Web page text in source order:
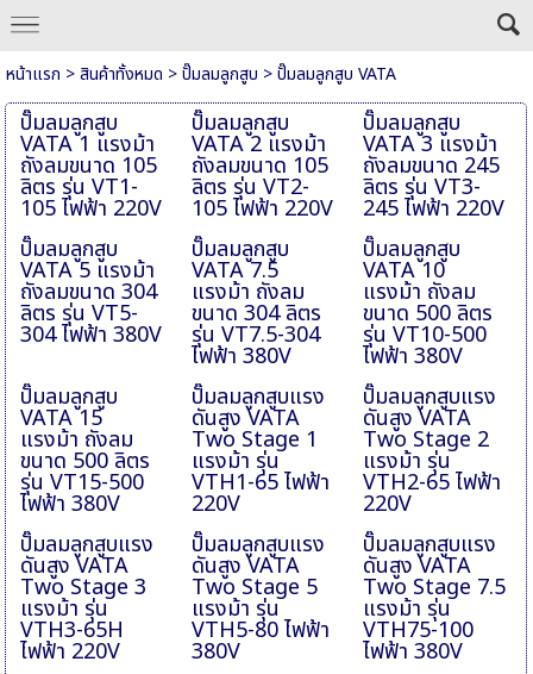
หน้าแรก >สินค้าทั้งหมด >ปั๊มลมลูกสูบ >ปั๊มลมลูกสูบ VATA
ปั๊มลมลูกสูบ
VATA 1 แรงม้า
ถังลมขนาด 105
ลิตร รุ่น VT1-
105 ไฟฟ้า 220V
ปั๊มลมลูกสูบ
VATA 2 แรงม้า
ถังลมขนาด 105
ลิตร รุ่น VT2-
105 ไฟฟ้า 220V
ปั๊มลมลูกสูบ
VATA 3 แรงม้า
ถังลมขนาด 245
ลิตร รุ่น VT3-
245 ไฟฟ้า 220V
ปั๊มลมลูกสูบ
VATA 5 แรงม้า
ถังลมขนาด 304
ลิตร รุ่น VT5-
304 ไฟฟ้า 380V
ปั๊มลมลูกสูบ
VATA 7.5
แรงม้า ถังลม
ขนาด 304 ลิตร
รุ่น VT7.5-304
ไฟฟ้า 380V
ปั๊มลมลูกสูบ
VATA 10
แรงม้า ถังลม
ขนาด 500 ลิตร
รุ่น VT10-500
ไฟฟ้า 380V
ปั๊มลมลูกสูบ
VATA 15
แรงม้า ถังลม
ขนาด 500 ลิตร
รุ่น VT15-500
ไฟฟ้า 380V
ปั๊มลมลูกสูบแรง
ดันสูง VATA
Two Stage 1
แรงม้า รุ่น
VTH1-65 ไฟฟ้า
220V
ปั๊มลมลูกสูบแรง
ดันสูง VATA
Two Stage 2
แรงม้า รุ่น
VTH2-65 ไฟฟ้า
220V
ปั๊มลมลูกสูบแรง
ดันสูง VATA
Two Stage 3
แรงม้า รุ่น
VTH3-65H
ไฟฟ้า 220V
ปั๊มลมลูกสูบแรง
ดันสูง VATA
Two Stage 5
แรงม้า รุ่น
VTH5-80 ไฟฟ้า
380V
ปั๊มลมลูกสูบแรง
ดันสูง VATA
Two Stage 7.5
แรงม้า รุ่น
VTH75-100
ไฟฟ้า 380V